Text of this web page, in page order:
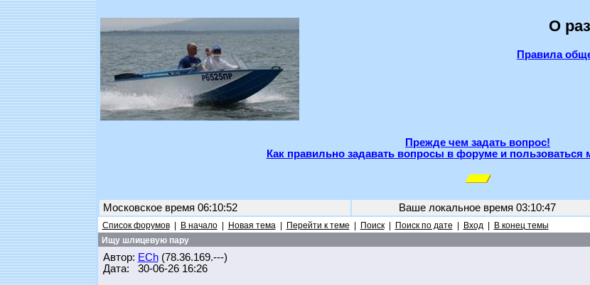
О
Правила
Прежде чем задать вопрос!
Как правильно задавать вопросы в форуме и пользоваться
Московское время 06:10:52 Ваше локальное время 03:10:47
Список форумов| В начало| Новая тема| Перейти к теме Поиск| Поиск по дате Вход| В конец темы
Ищу шлицевую пару
Автор: ECh(78.36.169.---)
Дата: 30-06-26 16:26